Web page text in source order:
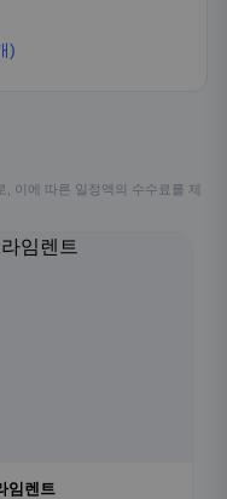
)
이에 따른 일정액의 수수료를 제
임렌트